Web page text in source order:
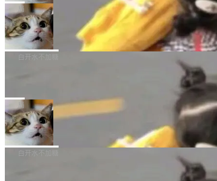
提升： 原生支持4K图像生成； 更精细的局部纹
理、细节与真实世界质感； 更准确的中英文文字
生成与复杂版式组织； 更稳定的图...
是 Ubuntu 专有的，不会用在其他发行版上。」
所以 deb 版本的受众实际上为零。既然只有 Ub
untu 用户在用，那用 snap 打包就没什么可纠结
的。 从 deb 到 snap 的迁移路径 hwctl 是 rust-
hwlib 硬件 API 库的一部分，命令行工具负责查
隔了几天。 Lilian Weng 上周刚宣布因健康原因
离开 Thinking Machines Lab，说自己作为联合
创始人的角色「太累了」。几天后，The Inform
ation 就曝出她将重回 OpenAI，负责递归自我
改进方向的研究。她是 Thinking Machines 过
一在人才争夺战中失血的公司。六月，Google
连失两员大将：Noam Shazeer 去了 Op...
局
FFmpeg 9.0 发布
FFmpeg 9.0 现已发布，包含多项改进。官方更
新日志列出的 9.0 版本主要更新内容如下： 扩
er HE-AAC 960 解码 (DAB+) transpose_cuda
filter 添加 AMF Frame Rate Converter (vf_frc
_amf) filter SMPTE 2094-50 元数据支持和直
通 ProRes RAW VideoToolbox 硬件加速器 AP
V ...
白开水不加糖
Code 在 X 上发帖：「DeepSeek Flash did 8T
tokens on August 1st. 5T of free usage + 3T
on OpenCode Go.」79.8 万次浏览，连带着 #
DeepSeek一天消耗了8万亿# 上了微博热搜——
注意这是 OpenCode 一家的消耗。 OpenCode
局
NetBSD 11.0 正式发布
NetBSD 11.0 现已正式发布，这是 NetBSD 操
作系统的第十八个主要版本。 自 NetBSD 10.1
白开水不加糖